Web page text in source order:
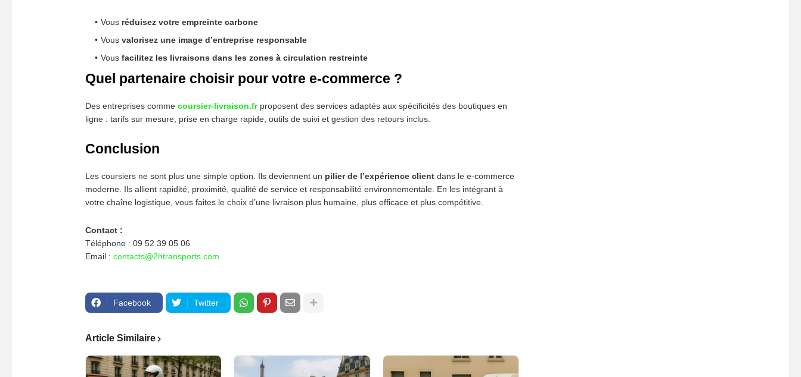
Vous réduisez votre empreinte carbone
Vous valorisez une image d’entreprise responsable
Vous facilitez les livraisons dans les zones à circulation restreinte
Quel partenaire choisir pour votre e-commerce ?
Des entreprises comme coursier-livraison.frproposent des services adaptés aux spécificités des boutiques en
ligne : tarifs sur mesure, prise en charge rapide, outils de suivi et gestion des retours inclus.
Conclusion
Les coursiers ne sont plus une simple option. Ils deviennent un pilier de l’expérience client dans le e-commerce
moderne. Ils allient rapidité, proximité, qualité de service et responsabilité environnementale. En les intégrant à
votre chaîne logistique, vous faites le choix d’une livraison plus humaine, plus efficace et plus compétitive.
Contact :
Téléphone : 09 52 39 05 06
Email : contacts@2htransports.com
Facebook Twitter
Article Similaire